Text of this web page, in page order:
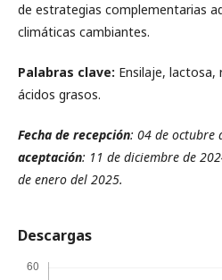
de estrategias complementarias
climáticas cambiantes.
Palabras clave: Ensilaje, lactosa,
ácidos grasos.
Fecha de recepción: 04 de octubre
aceptación: 11 de diciembre de
de enero del 2025.
Descargas